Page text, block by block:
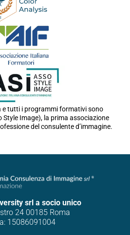
e tutti i programmi formativi sono
Style Image), la prima associazione
del consulente d’immagine.
srl a socio unico
24 00185 Roma
15086091004